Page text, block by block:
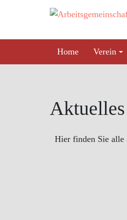
Home
Verein
Aktuelles
Hier finden Sie alle